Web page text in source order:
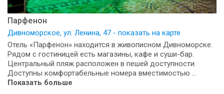
Парфенон
Дивноморское, ул. Ленина, 47 - показать на карте
Отель «Парфенон» находится в живописном Дивноморске.
Рядом с гостиницей есть магазины, кафе и суши-бар.
Центральный пляж расположен в пешей доступности.
Доступны комфортабельные номера вместимостью ...
Показать больше